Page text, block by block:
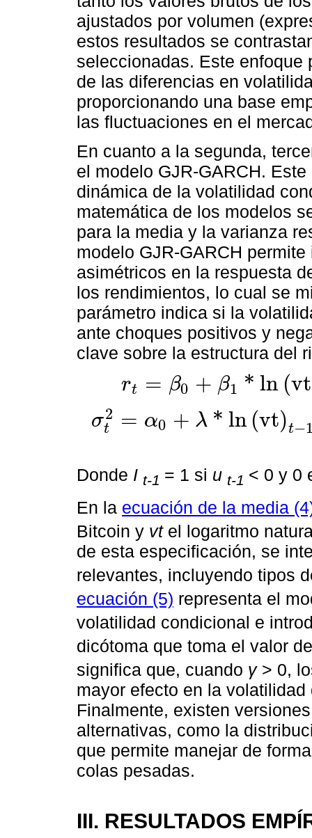
ajustados por volumen
estos resultados se
seleccionadas. Este
de las diferencias en
proporcionando una base
las fluctuaciones en el
En cuanto a la segunda,
el modelo GJR-GARCH.
dinámica de la volatilidad
matemática de los modelos
para la media y la varianza
modelo GJR-GARCH
asimétricos en la respuesta
los rendimientos, lo cual se
parámetro indica si la
ante choques positivos y
clave sobre la estructura del
rt = β0 + β1 * ln (vt
rt =β +β1 ln(vt)t 1+∑ =1pθ
σ2
t = α0 + λ * ln (vt)t−
σt2= 0+λ* (vt)t-1 +a1u t-12 t-12+ γ t-12 t- 1
Donde Ι t-1 = 1 si u t-1 < 0 y 0
En la ecuación de la media
Bitcoin y vtel logaritmo
de esta especificación, se
relevantes, incluyendo tipos
ecuación (5) representa el
volatilidad condicional e
dicótoma que toma el valor
significa que, cuando γ> 0,
mayor efecto en la
Finalmente, existen
alternativas, como la
que permite manejar de
colas pesadas.
III. RESULTADOS